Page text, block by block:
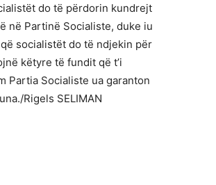
do të përdorin kundrejt
në Partinë Socialiste, duke iu
socialistët do të ndjekin për
këtyre të fundit që t’i
Partia Socialiste ua garanton
Rigels SELIMAN